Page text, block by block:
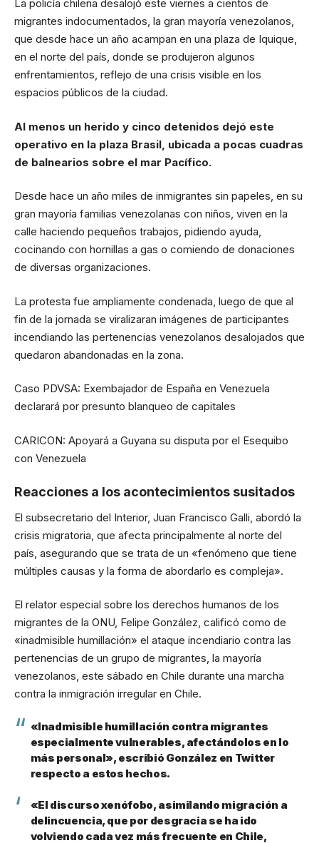
La policía chilena desalojó este viernes a cientos de
migrantes indocumentados, la gran mayoría venezolanos,
que desde hace un año acampan en una plaza de Iquique,
en el norte del país, donde se produjeron algunos
enfrentamientos, reflejo de una crisis visible en los
espacios públicos de la ciudad.
Al menos un herido y cinco detenidos dejó este
operativo en la plaza Brasil, ubicada a pocas cuadras
de balnearios sobre el mar Pacífico.
Desde hace un año miles de inmigrantes sin papeles, en su
gran mayoría familias venezolanas con niños, viven en la
calle haciendo pequeños trabajos, pidiendo ayuda,
cocinando con hornillas a gas o comiendo de donaciones
de diversas organizaciones.
La protesta fue ampliamente condenada, luego de que al
fin de la jornada se viralizaran imágenes de participantes
incendiando las pertenencias venezolanos desalojados que
quedaron abandonadas en la zona.
Caso PDVSA: Exembajador de España en Venezuela
declarará por presunto blanqueo de capitales
CARICON: Apoyará a Guyana su disputa por el Esequibo
con Venezuela
Reacciones a los acontecimientos susitados
El subsecretario del Interior, Juan Francisco Galli, abordó la
crisis migratoria, que afecta principalmente al norte del
país, asegurando que se trata de un «fenómeno que tiene
múltiples causas y la forma de abordarlo es compleja».
El relator especial sobre los derechos humanos de los
migrantes de la ONU, Felipe González, calificó como de
«inadmisible humillación» el ataque incendiario contra las
pertenencias de un grupo de migrantes, la mayoría
venezolanos, este sábado en Chile durante una marcha
contra la inmigración irregular en Chile.
«Inadmisible humillación contra migrantes
especialmente vulnerables, afectándolos en lo
más personal», escribió González en Twitter
respecto a estos hechos.
«El discurso xenófobo, asimilando migración a
delincuencia, que por desgracia se ha ido
volviendo cada vez más frecuente en Chile,